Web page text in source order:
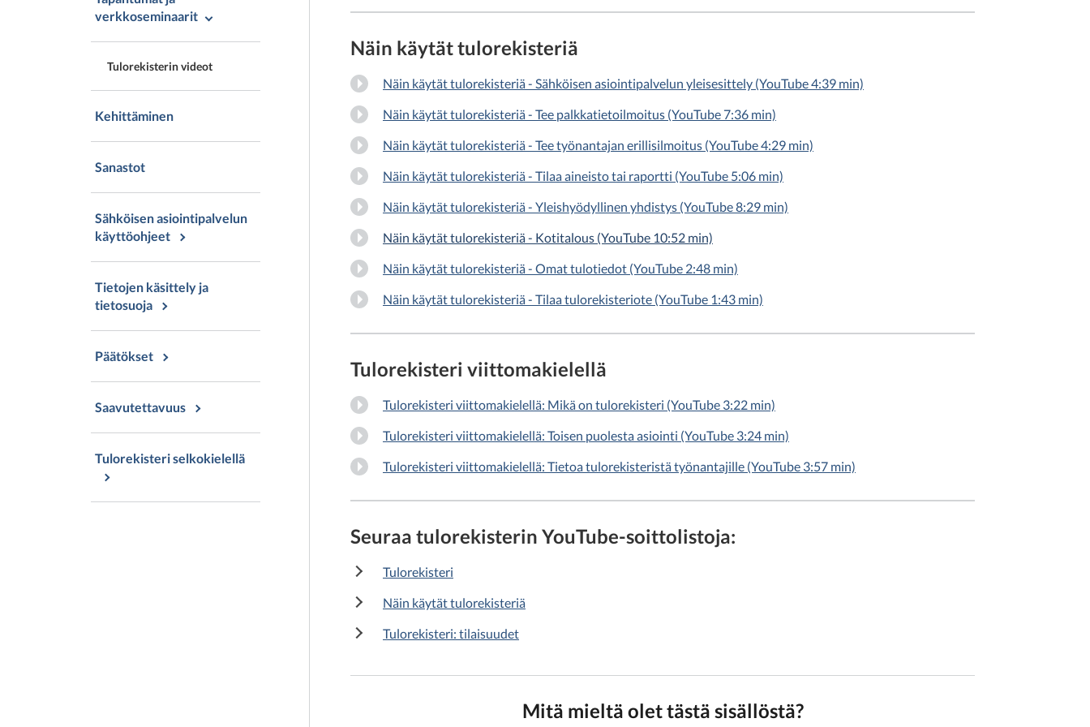
verkkoseminaarit
Tulorekisterin videot
Kehittäminen
Sanastot
Sähköisen asiointipalvelun
käyttöohjeet
Tietojen käsittely ja
tietosuoja
Päätökset
Saavutettavuus
Tulorekisteri selkokielellä
Näin käytät tulorekisteriä
Näin käytät tulorekisteriä - Sähköisen asiointipalvelun yleisesittely (YouTube 4:39 min)
Näin käytät tulorekisteriä - Tee palkkatietoilmoitus (YouTube 7:36 min)
Näin käytät tulorekisteriä - Tee työnantajan erillisilmoitus (YouTube 4:29 min)
Näin käytät tulorekisteriä - Tilaa aineisto tai raportti (YouTube 5:06 min)
Näin käytät tulorekisteriä - Yleishyödyllinen yhdistys (YouTube 8:29 min)
Näin käytät tulorekisteriä - Kotitalous (YouTube 10:52 min)
Näin käytät tulorekisteriä - Omat tulotiedot (YouTube 2:48 min)
Näin käytät tulorekisteriä - Tilaa tulorekisteriote (YouTube 1:43 min)
Tulorekisteri viittomakielellä
Tulorekisteri viittomakielellä: Mikä on tulorekisteri (YouTube 3:22 min)
Tulorekisteri viittomakielellä: Toisen puolesta asiointi (YouTube 3:24 min)
Tulorekisteri viittomakielellä: Tietoa tulorekisteristä työnantajille (YouTube 3:57 min)
Seuraa tulorekisterin YouTube-soittolistoja:
Tulorekisteri
Näin käytät tulorekisteriä
Tulorekisteri: tilaisuudet
Mitä mieltä olet tästä sisällöstä?